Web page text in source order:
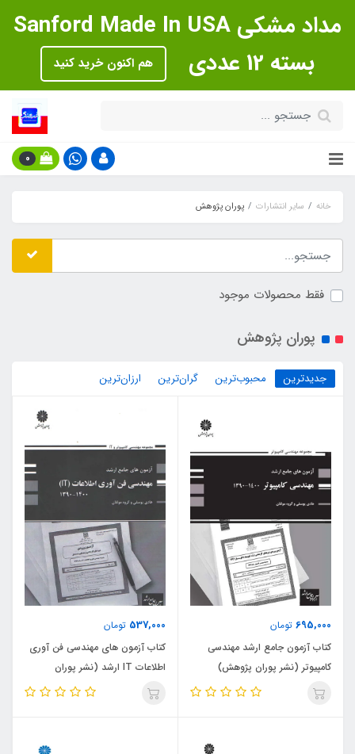
مداد مشکی Sanford Made In USA
بسته 12 عددی
هم اکنون خرید کنید
0
خانه سایر انتشارات پوران پژوهش
فقط محصولات موجود
پوران پژوهش
جدیدترین محبوب‌ترین گران‌ترین ارزان‌ترین
695,000 تومان
کتاب آزمون جامع ارشد مهندسی
کامپیوتر (نشر پوران پژوهش)
537,000 تومان
کتاب آزمون های مهندسی فن آوری
اطلاعات IT ارشد (نشر پوران
پژوهش)